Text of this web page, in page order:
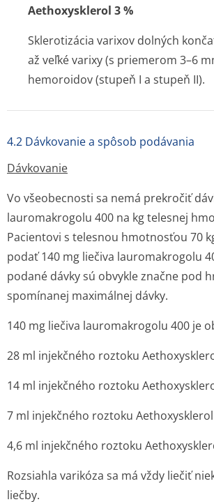
Aethoxysklerol 3 %
Sklerotizácia varixov dolných
až veľké varixy (s priemerom 3–6
hemoroidov (stupeň I a stupeň II).
4.2 Dávkovanie a spôsob podávania
Dávkovanie
Vo všeobecnosti sa nemá prekročiť
lauromakrogolu 400 na kg telesnej
Pacientovi s telesnou hmotnosťou 70
podať 140 mg liečiva lauromakrogolu
podané dávky sú obvykle značne pod
spomínanej maximálnej dávky.
140 mg liečiva lauromakrogolu 400 je
28 ml injekčného roztoku
14 ml injekčného roztoku
7 ml injekčného roztoku Aethoxysklerol
4,6 ml injekčného roztoku
Rozsiahla varikóza sa má vždy liečiť
liečby.